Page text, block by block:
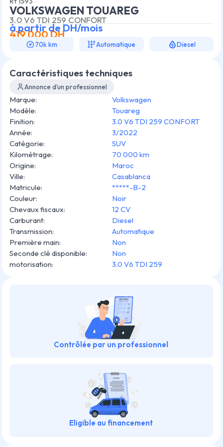
Caractéristiques techniques
Annonce d’un professionnel
Marque:
Volkswagen
Modèle:
Touareg
Finition:
3.0 V6 TDI 259 CONFORT
Année:
3/2022
Catégorie:
SUV
Kilométrage:
70 000 km
Origine:
Maroc
Ville:
Casablanca
Matricule:
*****-B-2
Couleur:
Noir
Chevaux fiscaux:
12 CV
Carburant:
Diesel
Transmission:
Automatique
Première main:
Non
Seconde clé disponible:
Non
motorisation: 3.0 V6 TDI 259
Contrôlée par un professionnel
Eligible au financement
VOLKSWAGEN TOUAREG
3.0 V6 TDI 259 CONFORT
à partir deDH/mois
419 000DH
70k km Automatique Diesel